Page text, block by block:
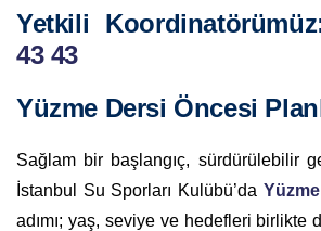
Yetkili Koordinatörümüz
43 43
Yüzme Dersi Öncesi
Sağlam bir başlangıç, sürdürülebilir
İstanbul Su Sporları Kulübü’da
adımı; yaş, seviye ve hedefleri birlikte